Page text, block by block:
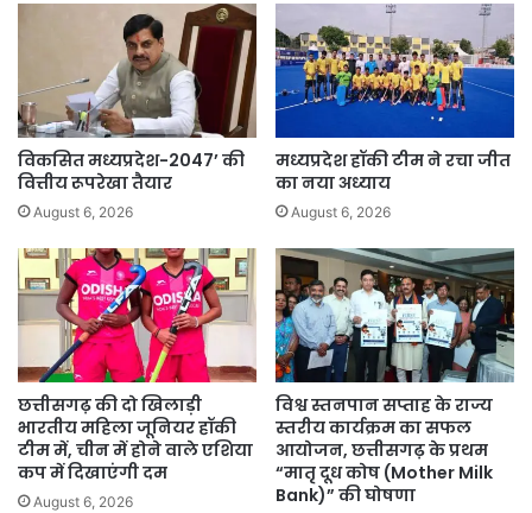
विकसित मध्यप्रदेश-2047’ की
वित्तीय रूपरेखा तैयार
August 6, 2026
मध्यप्रदेश हॉकी टीम ने रचा जीत
का नया अध्याय
August 6, 2026
छत्तीसगढ़ की दो खिलाड़ी
भारतीय महिला जूनियर हॉकी
टीम में, चीन में होने वाले एशिया
कप में दिखाएंगी दम
August 6, 2026
विश्व स्तनपान सप्ताह के राज्य
स्तरीय कार्यक्रम का सफल
आयोजन, छत्तीसगढ़ के प्रथम
“मातृ दूध कोष (Mother Milk
Bank)” की घोषणा